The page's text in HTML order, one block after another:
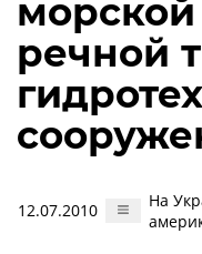
морской
речной
12.07.2010
На